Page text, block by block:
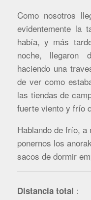
Como nosotros
evidentemente la
había, y más
noche, llegaron
haciendo una
de ver como
las tiendas de
fuerte viento y frío
Hablando de frío,
ponernos los
sacos de dormir
Distancia total :